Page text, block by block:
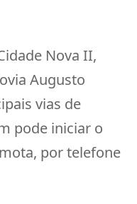
Nova II,
Augusto
vias de
pode iniciar o
por telefone